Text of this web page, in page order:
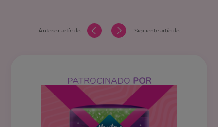
Anterior artículo Siguiente artículo
PATROCINADO POR